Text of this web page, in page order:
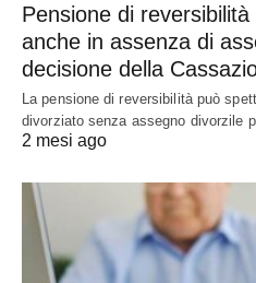
Pensione di reversibilità
anche in assenza di
decisione della
La pensione di reversibilità può
divorziato senza assegno divorzile
2 mesi ago